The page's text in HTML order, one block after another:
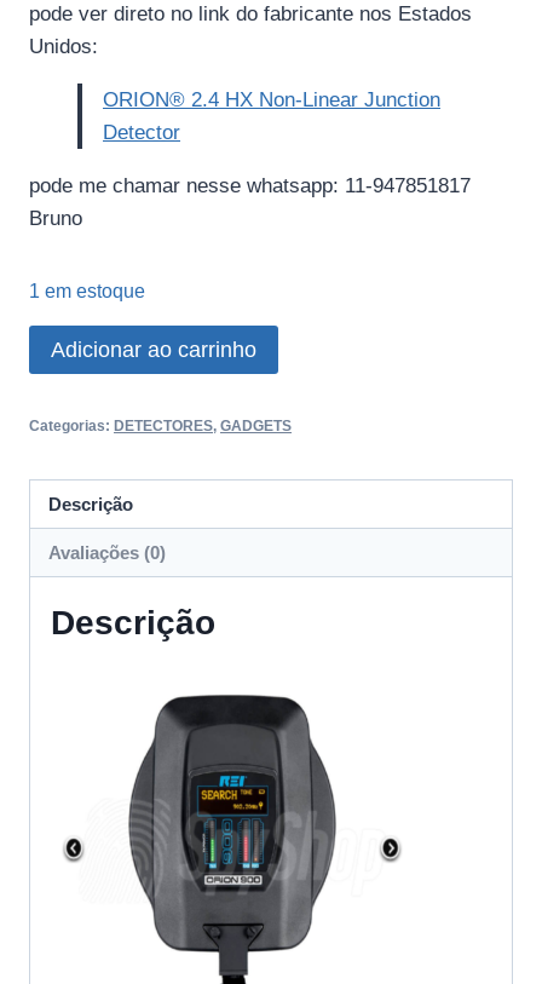
pode ver direto no link do fabricante nos Estados
Unidos:
ORION® 2.4 HX Non-Linear Junction
Detector
pode me chamar nesse whatsapp: 11-947851817
Bruno
1 em estoque
Orion
Detector
Junção
Linear
2.4
Adicionar ao carrinho
Categorias: DETECTORES, GADGETS
Descrição
Avaliações (0)
Descrição